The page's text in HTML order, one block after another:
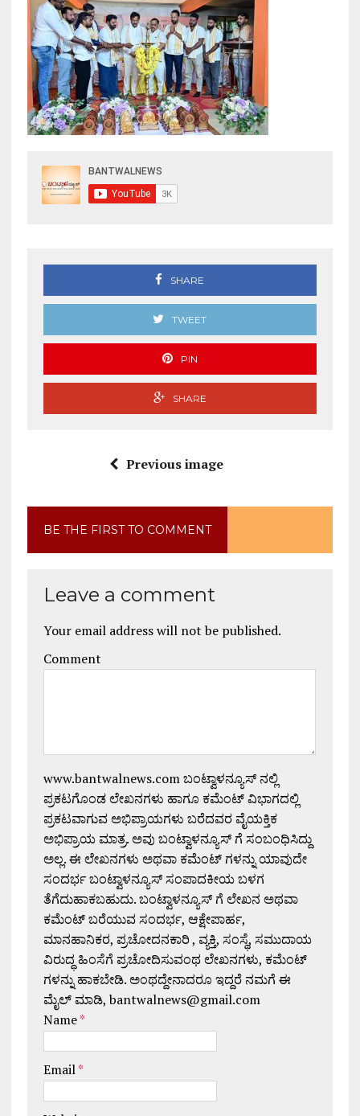
SHARE
TWEET
PIN
SHARE
Previous image
BE THE FIRST TO COMMENT
Leave a comment
Your email address will not be published.
Comment
www.bantwalnews.com ಬಂಟ್ವಾಳನ್ಯೂಸ್ ನಲ್ಲಿ
ಪ್ರಕಟಗೊಂಡ ಲೇಖನಗಳು ಹಾಗೂ ಕಮೆಂಟ್ ವಿಭಾಗದಲ್ಲಿ
ಪ್ರಕಟವಾಗುವ ಅಭಿಪ್ರಾಯಗಳು ಬರೆದವರ ವೈಯಕ್ತಿಕ
ಅಭಿಪ್ರಾಯ ಮಾತ್ರ. ಅವು ಬಂಟ್ವಾಳನ್ಯೂಸ್ ಗೆ ಸಂಬಂಧಿಸಿದ್ದು
ಅಲ್ಲ. ಈ ಲೇಖನಗಳು ಅಥವಾ ಕಮೆಂಟ್ ಗಳನ್ನು ಯಾವುದೇ
ಸಂದರ್ಭ ಬಂಟ್ವಾಳನ್ಯೂಸ್ ಸಂಪಾದಕೀಯ ಬಳಗ
ತೆಗೆದುಹಾಕಬಹುದು. ಬಂಟ್ವಾಳನ್ಯೂಸ್ ಗೆ ಲೇಖನ ಅಥವಾ
ಕಮೆಂಟ್ ಬರೆಯುವ ಸಂದರ್ಭ, ಆಕ್ಷೇಪಾರ್ಹ,
ಮಾನಹಾನಿಕರ, ಪ್ರಚೋದನಕಾರಿ , ವ್ಯಕ್ತಿ, ಸಂಸ್ಥೆ, ಸಮುದಾಯ
ವಿರುದ್ಧ ಹಿಂಸೆಗೆ ಪ್ರಚೋದಿಸುವಂಥ ಲೇಖನಗಳು, ಕಮೆಂಟ್
ಗಳನ್ನು ಹಾಕಬೇಡಿ. ಅಂಥದ್ದೇನಾದರೂ ಇದ್ದರೆ ನಮಗೆ ಈ
ಮೈಲ್ ಮಾಡಿ, bantwalnews@gmail.com
Name*
Email*